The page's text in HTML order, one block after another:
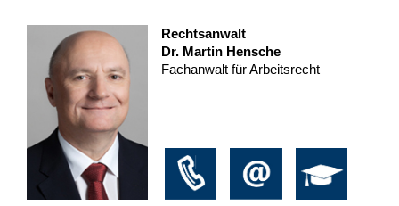
Rechtsanwalt
Dr. Martin Hensche
Fachanwalt für Arbeitsrecht